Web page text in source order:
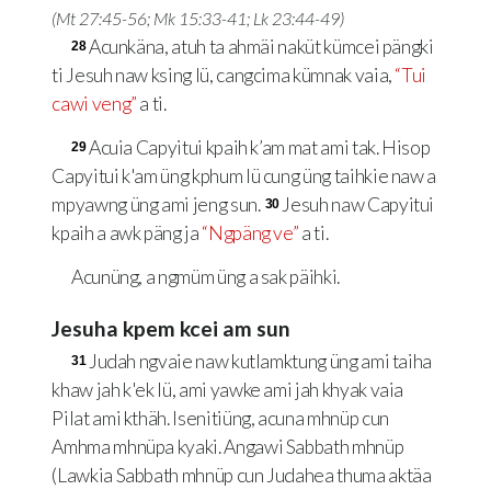
(Mt 27:45-56; Mk 15:33-41; Lk 23:44-49)
28Acunkäna, atuh ta ahmäi naküt kümcei pängki
ti Jesuh naw ksing lü, cangcima kümnak vaia,“Tui
cawi veng”a ti.
29Acuia Capyitui kpaih k’am mat ami tak. Hisop
Capyitui k'am üng kphum lü cung üng taihkie naw a
mpyawng üng ami jeng sun. 30 Jesuh naw Capyitui
kpaih a awk päng ja“Ngpäng ve”a ti.
Acunüng, a ngmüm üng a sak päihki.
Jesuha kpem kcei am sun
31 Judah ngvaie naw kutlamktung üng ami taiha
khaw jah k'ek lü, ami yawke ami jah khyak vaia
Pilat ami kthäh. Isenitiüng, acuna mhnüp cun
Amhma mhnüpa kyaki. Angawi Sabbath mhnüp
(Lawkia Sabbath mhnüp cun Judahea thuma aktäa